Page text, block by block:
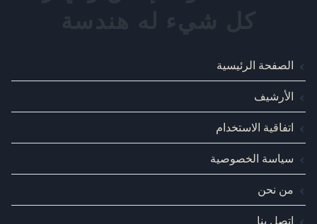
الصفحة الرئيسية
الأرشيف
اتفاقية الاستخدام
سياسة الخصوصية
من نحن
اتصل بنا